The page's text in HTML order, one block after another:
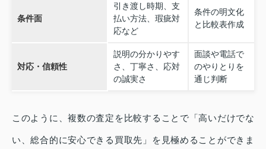
条件面
引き渡し時期、支
払い方法、瑕疵対
応など
条件の明文化
と比較表作成
対応・信頼性
説明の分かりやす
さ、丁寧さ、応対
の誠実さ
面談や電話で
のやりとりを
通じ判断
このように、複数の査定を比較することで「高いだけでな
い、総合的に安心できる買取先」を見極めることができま